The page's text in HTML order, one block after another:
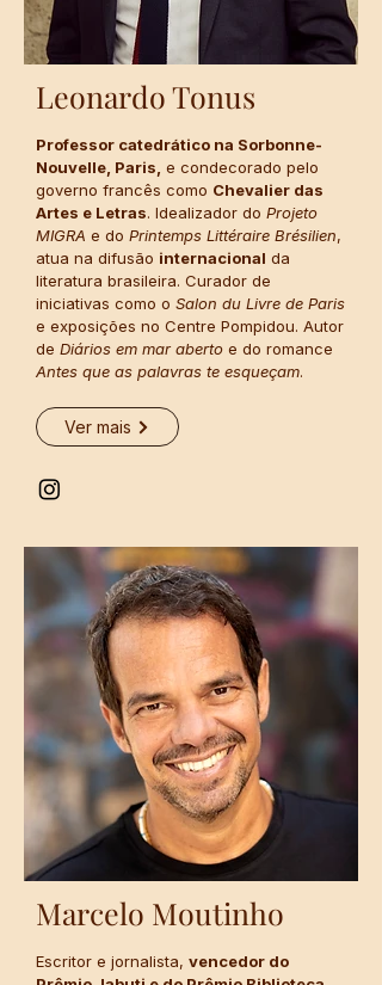
Leonardo Tonus
Professor catedrático na Sorbonne-
Nouvelle, Paris, e condecorado pelo
governo francês como Chevalier das
Artes e Letras. Idealizador do Projeto
MIGRA e do Printemps Littéraire Brésilien,
atua na difusão internacional da
literatura brasileira. Curador de
iniciativas como o Salon du Livre de Paris
e exposições no Centre Pompidou. Autor
de Diários em mar aberto e do romance
Antes que as palavras te esqueçam.
Ver mais
Marcelo Moutinho
Escritor e jornalista, vencedor do